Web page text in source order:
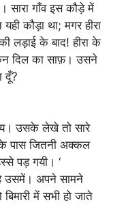
सारा गाँव इस कौड़े में
कौड़ा था; मगर हीरा
लड़ाई के बाद! हीरा के
दिल का साफ़। उसने
दूँ?
उसके लेखे तो सारे
पास जितनी अक्कल
पड़ गयी। ‘
है उसमें। अपने सामने
में सभी हो जाते